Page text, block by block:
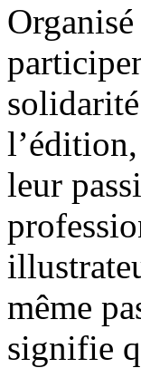
leur
même
signifie